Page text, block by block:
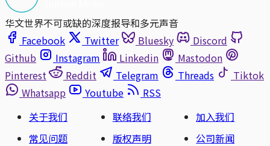
华文世界不可或缺的深度报导和多元声音
Facebook
Twitter Bluesky
Discord
Github
Instagram Linkedin
Mastodon
Pinterest
Reddit Telegram Threads
Tiktok
Whatsapp
Youtube
RSS
关于我们
联络我们
加入我们
常见问题
版权声明
公司新闻